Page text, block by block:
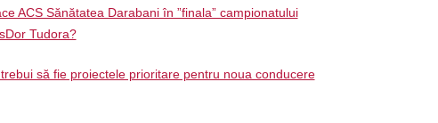
ACS Sănătatea Darabani în ”finala” campionatului
Tudora?
să fie proiectele prioritare pentru noua conducere